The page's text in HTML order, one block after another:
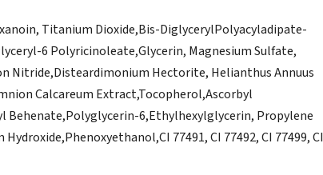
Titanium Dioxide,Bis-DiglycerylPolyacyladipate-
-6 Polyricinoleate,Glycerin, Magnesium Sulfate,
Nitride,Disteardimonium Hectorite, Helianthus Annuus
Calcareum Extract,Tocopherol,Ascorbyl
Behenate,Polyglycerin-6,Ethylhexylglycerin, Propylene
Hydroxide,Phenoxyethanol,CI 77491, CI 77492, CI 77499, CI